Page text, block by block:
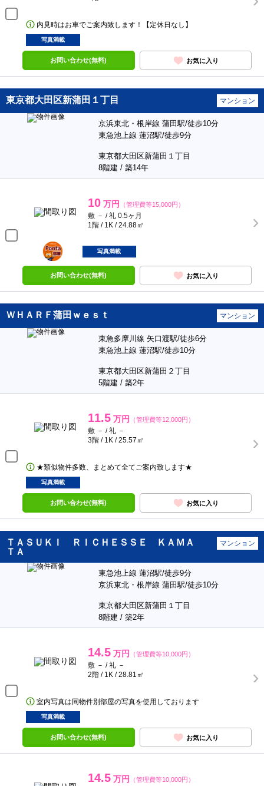
内見時はお車でご案内致します！【定休日なし】
写真満載
お問い合わせ(無料) お気に入り
東京都大田区新蒲田１丁目 マンション
京浜東北・根岸線 蒲田駅/徒歩10分
東急池上線 蓮沼駅/徒歩9分
東京都大田区新蒲田１丁目
8階建 / 築14年
10 万円 （管理費等15,000円）
敷 － / 礼 0.5ヶ月
1階 / 1K / 24.88㎡
ポンタ
部屋
写真満載
お問い合わせ(無料) お気に入り
ＷＨＡＲＦ蒲田ｗｅｓｔ マンション
東急多摩川線 矢口渡駅/徒歩6分
東急池上線 蓮沼駅/徒歩10分
東京都大田区新蒲田２丁目
5階建 / 築2年
11.5 万円 （管理費等12,000円）
敷 － / 礼 －
3階 / 1K / 25.57㎡
★類似物件多数、まとめて全てご案内致します★
写真満載
お問い合わせ(無料) お気に入り
ＴＡＳＵＫＩ ＲＩＣＨＥＳＳＥ ＫＡＭＡ
ＴＡ
マンション
東急池上線 蓮沼駅/徒歩9分
京浜東北・根岸線 蒲田駅/徒歩10分
東京都大田区新蒲田１丁目
8階建 / 築2年
14.5 万円 （管理費等10,000円）
敷 － / 礼 －
2階 / 1K / 28.81㎡
室内写真は同物件別部屋の写真を使用しております
写真満載
お問い合わせ(無料) お気に入り
14.5 万円 （管理費等10,000円）